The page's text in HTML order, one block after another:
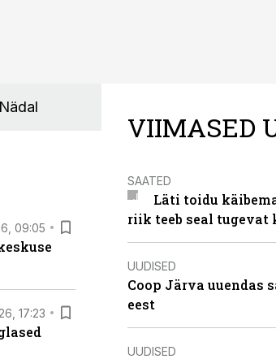
Nädal
09:05
17:23
VIIMASED
SAATED
Läti toidu
riik teeb seal
UUDISED
Coop Järva uuendas
eest
UUDISED